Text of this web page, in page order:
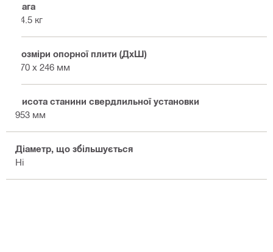
Вага
14.5 кг
Розміри опорної плити (ДxШ)
470 x 246 мм
Висота станини свердлильної установки
953 мм
Діаметр, що збільшується
Ні